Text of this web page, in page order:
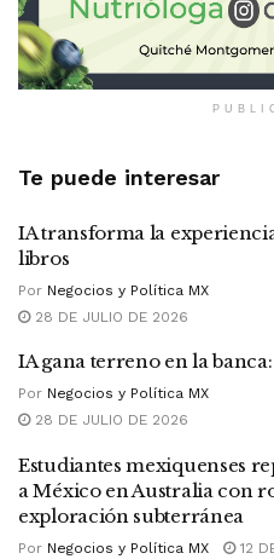
Te puede interesar
IA transforma la
libros
Por Negocios y Política MX
28 DE JULIO DE 2026
IA gana terreno en la
Por Negocios y Política MX
28 DE JULIO DE 2026
Estudiantes mexiquenses
a México en Australia con
exploración subterránea
Por Negocios y Política MX 12